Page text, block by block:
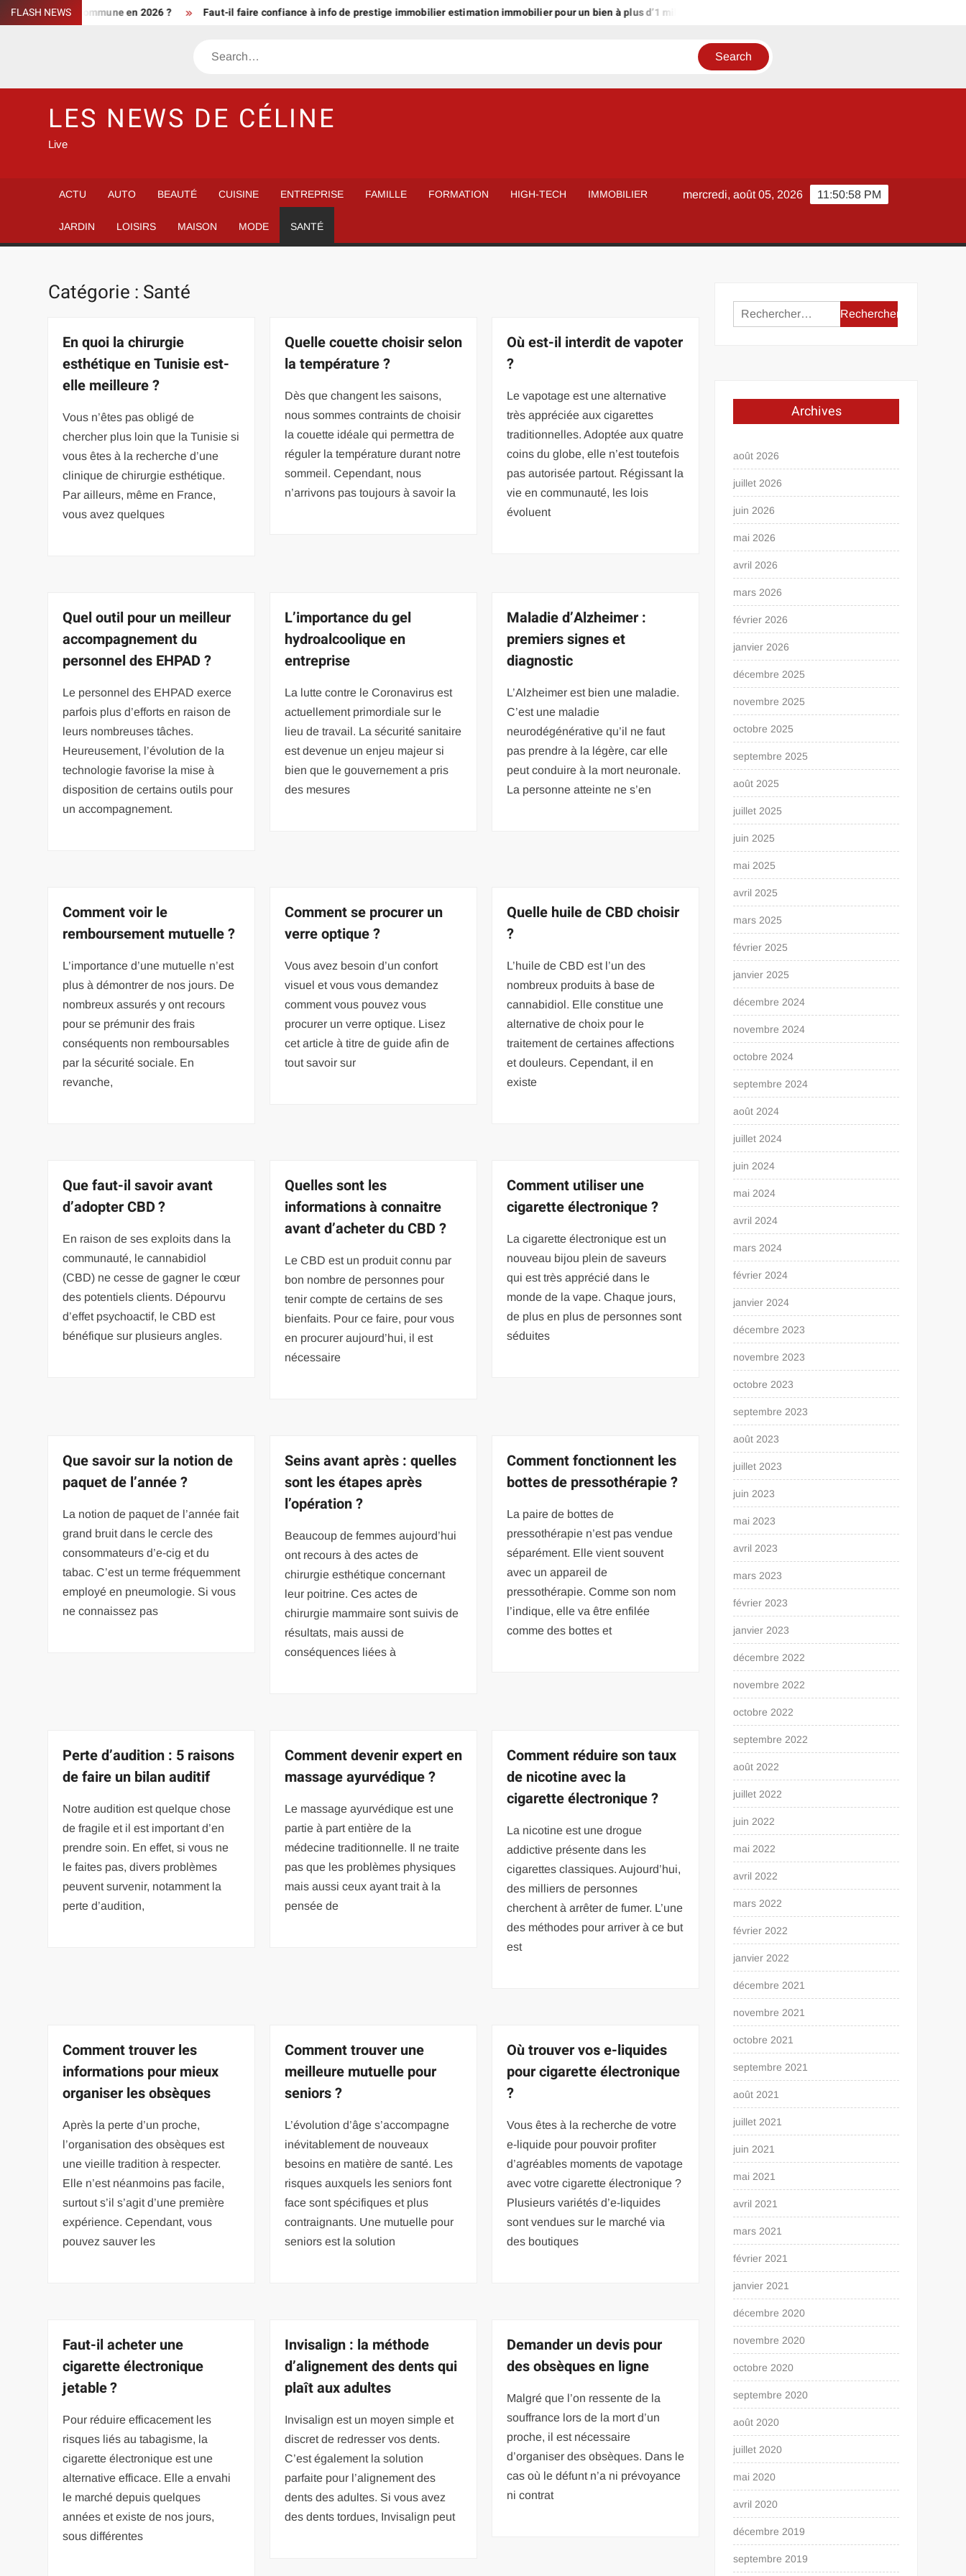
Skip
to
FLASH NEWS
commune en 2026 ? Faut-il faire confiance à info de prestige immobilier estimation immobilier pour un bien à plus d’1 million d’euros ?
Search
LES NEWS DE CÉLINE
Live
ACTU AUTO BEAUTÉ CUISINE ENTREPRISE FAMILLE FORMATION HIGH-TECH IMMOBILIER
JARDIN LOISIRS MAISON MODE SANTÉ
11:50:59 PM
mercredi, août 05, 2026
Catégorie : Santé
En quoi la chirurgie
esthétique en Tunisie est-
elle meilleure ?
Vous n’êtes pas obligé de
chercher plus loin que la Tunisie si
vous êtes à la recherche d’une
clinique de chirurgie esthétique.
Par ailleurs, même en France,
vous avez quelques
Quelle couette choisir selon
la température ?
Dès que changent les saisons,
nous sommes contraints de choisir
la couette idéale qui permettra de
réguler la température durant notre
sommeil. Cependant, nous
n’arrivons pas toujours à savoir la
Où est-il interdit de vapoter
?
Le vapotage est une alternative
très appréciée aux cigarettes
traditionnelles. Adoptée aux quatre
coins du globe, elle n’est toutefois
pas autorisée partout. Régissant la
vie en communauté, les lois
évoluent
Quel outil pour un meilleur
accompagnement du
personnel des EHPAD ?
Le personnel des EHPAD exerce
parfois plus d’efforts en raison de
leurs nombreuses tâches.
Heureusement, l’évolution de la
technologie favorise la mise à
disposition de certains outils pour
un accompagnement.
L’importance du gel
hydroalcoolique en
entreprise
La lutte contre le Coronavirus est
actuellement primordiale sur le
lieu de travail. La sécurité sanitaire
est devenue un enjeu majeur si
bien que le gouvernement a pris
des mesures
Maladie d’Alzheimer :
premiers signes et
diagnostic
L’Alzheimer est bien une maladie.
C’est une maladie
neurodégénérative qu’il ne faut
pas prendre à la légère, car elle
peut conduire à la mort neuronale.
La personne atteinte ne s’en
Comment voir le
remboursement mutuelle ?
L’importance d’une mutuelle n’est
plus à démontrer de nos jours. De
nombreux assurés y ont recours
pour se prémunir des frais
conséquents non remboursables
par la sécurité sociale. En
revanche,
Comment se procurer un
verre optique ?
Vous avez besoin d’un confort
visuel et vous vous demandez
comment vous pouvez vous
procurer un verre optique. Lisez
cet article à titre de guide afin de
tout savoir sur
Quelle huile de CBD choisir
?
L’huile de CBD est l’un des
nombreux produits à base de
cannabidiol. Elle constitue une
alternative de choix pour le
traitement de certaines affections
et douleurs. Cependant, il en
existe
Que faut-il savoir avant
d’adopter CBD ?
En raison de ses exploits dans la
communauté, le cannabidiol
(CBD) ne cesse de gagner le cœur
des potentiels clients. Dépourvu
d’effet psychoactif, le CBD est
bénéfique sur plusieurs angles.
Quelles sont les
informations à connaitre
avant d’acheter du CBD ?
Le CBD est un produit connu par
bon nombre de personnes pour
tenir compte de certains de ses
bienfaits. Pour ce faire, pour vous
en procurer aujourd’hui, il est
nécessaire
Comment utiliser une
cigarette électronique ?
La cigarette électronique est un
nouveau bijou plein de saveurs
qui est très apprécié dans le
monde de la vape. Chaque jours,
de plus en plus de personnes sont
séduites
Que savoir sur la notion de
paquet de l’année ?
La notion de paquet de l’année fait
grand bruit dans le cercle des
consommateurs d’e-cig et du
tabac. C’est un terme fréquemment
employé en pneumologie. Si vous
ne connaissez pas
Seins avant après : quelles
sont les étapes après
l’opération ?
Beaucoup de femmes aujourd’hui
ont recours à des actes de
chirurgie esthétique concernant
leur poitrine. Ces actes de
chirurgie mammaire sont suivis de
résultats, mais aussi de
conséquences liées à
Comment fonctionnent les
bottes de pressothérapie ?
La paire de bottes de
pressothérapie n’est pas vendue
séparément. Elle vient souvent
avec un appareil de
pressothérapie. Comme son nom
l’indique, elle va être enfilée
comme des bottes et
Perte d’audition : 5 raisons
de faire un bilan auditif
Notre audition est quelque chose
de fragile et il est important d’en
prendre soin. En effet, si vous ne
le faites pas, divers problèmes
peuvent survenir, notamment la
perte d’audition,
Comment devenir expert en
massage ayurvédique ?
Le massage ayurvédique est une
partie à part entière de la
médecine traditionnelle. Il ne traite
pas que les problèmes physiques
mais aussi ceux ayant trait à la
pensée de
Comment réduire son taux
de nicotine avec la
cigarette électronique ?
La nicotine est une drogue
addictive présente dans les
cigarettes classiques. Aujourd’hui,
des milliers de personnes
cherchent à arrêter de fumer. L’une
des méthodes pour arriver à ce but
est
Comment trouver les
informations pour mieux
organiser les obsèques
Après la perte d’un proche,
l’organisation des obsèques est
une vieille tradition à respecter.
Elle n’est néanmoins pas facile,
surtout s’il s’agit d’une première
expérience. Cependant, vous
pouvez sauver les
Comment trouver une
meilleure mutuelle pour
seniors ?
L’évolution d’âge s’accompagne
inévitablement de nouveaux
besoins en matière de santé. Les
risques auxquels les seniors font
face sont spécifiques et plus
contraignants. Une mutuelle pour
seniors est la solution
Où trouver vos e-liquides
pour cigarette électronique
?
Vous êtes à la recherche de votre
e-liquide pour pouvoir profiter
d’agréables moments de vapotage
avec votre cigarette électronique ?
Plusieurs variétés d’e-liquides
sont vendues sur le marché via
des boutiques
Faut-il acheter une
cigarette électronique
jetable ?
Pour réduire efficacement les
risques liés au tabagisme, la
cigarette électronique est une
alternative efficace. Elle a envahi
le marché depuis quelques
années et existe de nos jours,
sous différentes
Invisalign : la méthode
d’alignement des dents qui
plaît aux adultes
Invisalign est un moyen simple et
discret de redresser vos dents.
C’est également la solution
parfaite pour l’alignement des
dents des adultes. Si vous avez
des dents tordues, Invisalign peut
Demander un devis pour
des obsèques en ligne
Malgré que l’on ressente de la
souffrance lors de la mort d’un
proche, il est nécessaire
d’organiser des obsèques. Dans le
cas où le défunt n’a ni prévoyance
ni contrat
Rechercher :
Archives
août 2026
juillet 2026
juin 2026
mai 2026
avril 2026
mars 2026
février 2026
janvier 2026
décembre 2025
novembre 2025
octobre 2025
septembre 2025
août 2025
juillet 2025
juin 2025
mai 2025
avril 2025
mars 2025
février 2025
janvier 2025
décembre 2024
novembre 2024
octobre 2024
septembre 2024
août 2024
juillet 2024
juin 2024
mai 2024
avril 2024
mars 2024
février 2024
janvier 2024
décembre 2023
novembre 2023
octobre 2023
septembre 2023
août 2023
juillet 2023
juin 2023
mai 2023
avril 2023
mars 2023
février 2023
janvier 2023
décembre 2022
novembre 2022
octobre 2022
septembre 2022
août 2022
juillet 2022
juin 2022
mai 2022
avril 2022
mars 2022
février 2022
janvier 2022
décembre 2021
novembre 2021
octobre 2021
septembre 2021
août 2021
juillet 2021
juin 2021
mai 2021
avril 2021
mars 2021
février 2021
janvier 2021
décembre 2020
novembre 2020
octobre 2020
septembre 2020
août 2020
juillet 2020
mai 2020
avril 2020
décembre 2019
septembre 2019